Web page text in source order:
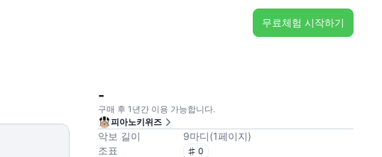
무료체험 시작하기
-
구매 후 1년간 이용 가능합니다.
피아노키위즈
악보 길이 9마디(1페이지)
조표
0